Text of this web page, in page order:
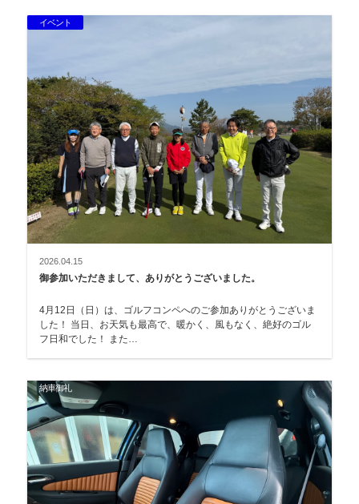
イベント
2026.04.15
御参加いただきまして、ありがとうございました。
4月12日（日）は、ゴルフコンペへのご参加ありがとうございま
した！ 当日、お天気も最高で、暖かく、風もなく、絶好のゴル
フ日和でした！ また…
納車御礼